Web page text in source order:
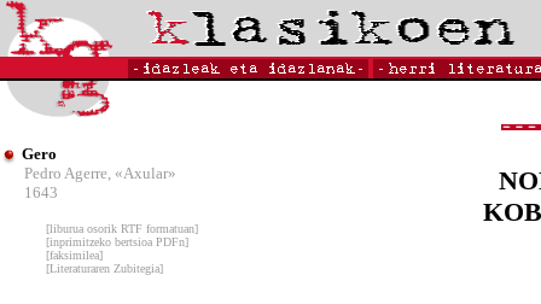
Gero
Pedro Agerre, «Axular»
1643
[liburua osorik RTF formatuan]
[inprimitzeko bertsioa PDFn]
[faksimilea]
[Literaturaren Zubitegia]